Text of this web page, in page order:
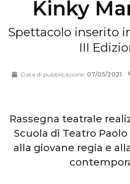
Kinky
Spettacolo inserito
III
Data di pubblicazione: 07/05/2021
Rassegna teatrale
Scuola di Teatro
alla giovane regia e